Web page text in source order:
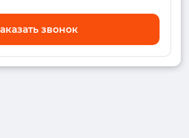
Заказать звонок